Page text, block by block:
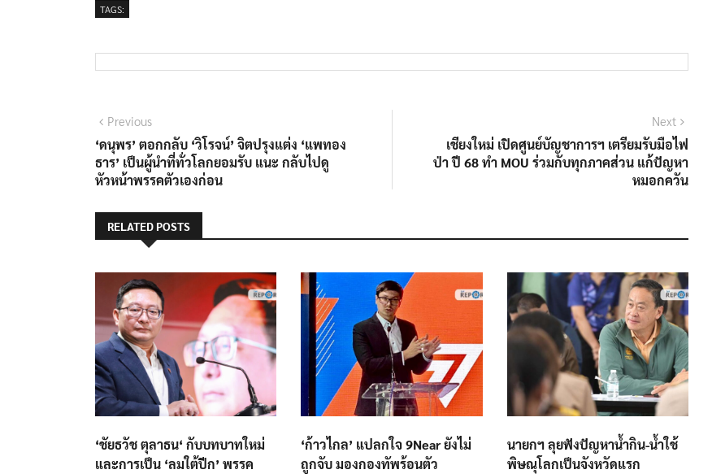
TAGS:
แนะแนว
เรื่อง
PreviousPrevious
post:
‘ดนุพร’ ตอกกลับ ‘วิโรจน์’ จิตปรุงแต่ง ‘แพทอง
ธาร’ เป็นผู้นำที่ทั่วโลกยอมรับ แนะ กลับไปดู
หัวหน้าพรรคตัวเองก่อน
Next
เชียงใหม่ เปิดศูนย์บัญชาการฯ เตรียมรับมือไฟ
ป่า ปี 68 ทำ MOU ร่วมกับทุกภาคส่วน แก้ปัญหา
หมอกควัน
RELATED POSTS
‘ชัยธวัช ตุลาธน‘ กับบทบาทใหม่
และการเป็น ‘ลมใต้ปีก’ พรรค
‘ก้าวไกล’ แปลกใจ 9Near ยังไม่
ถูกจับ มองกองทัพร้อนตัว
นายกฯ ลุยฟังปัญหาน้ำกิน-น้ำใช้
พิษณุโลกเป็นจังหวัดแรก